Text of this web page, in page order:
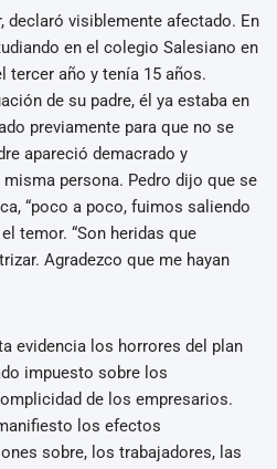
declaró visiblemente afectado. En
en el colegio Salesiano en
tercer año y tenía 15 años.
de su padre, él ya estaba en
previamente para que no se
apareció demacrado y
persona. Pedro dijo que se
“poco a poco, fuimos saliendo
temor. “Son heridas que
Agradezco que me hayan
evidencia los horrores del plan
impuesto sobre los
de los empresarios.
los efectos
sobre, los trabajadores, las